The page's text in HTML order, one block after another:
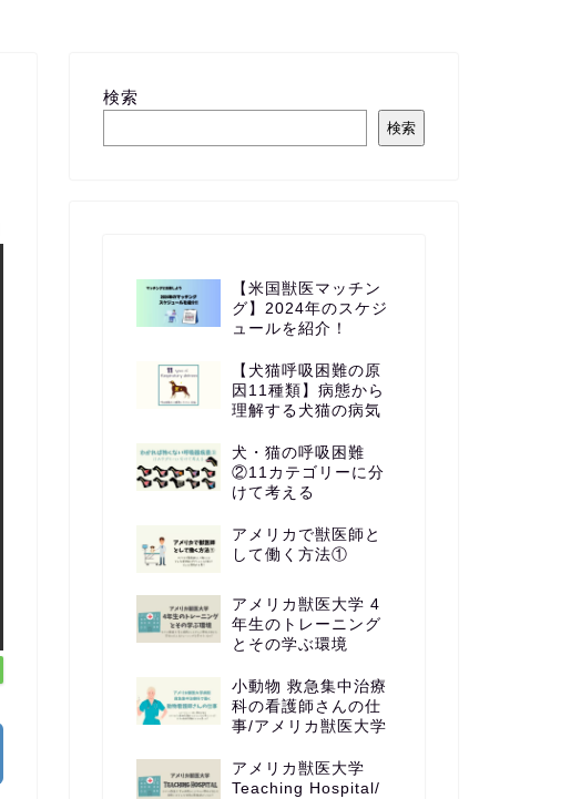
検索
検索
【米国獣医マッチン
グ】2024年のスケジ
ュールを紹介！
【犬猫呼吸困難の原
因11種類】病態から
理解する犬猫の病気
犬・猫の呼吸困難
②11カテゴリーに分
けて考える
アメリカで獣医師と
して働く方法①
アメリカ獣医大学 4
年生のトレーニング
とその学ぶ環境
小動物 救急集中治療
科の看護師さんの仕
事/アメリカ獣医大学
アメリカ獣医大学
Teaching Hospital/